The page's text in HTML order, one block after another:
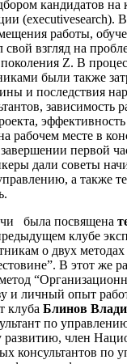
кандидатов на
(executivesearch).
работы,
свой взгляд на
Z. В
были также
и последствия
зависимость
рабочем месте в
первой
дали советы
а также
была посвящена
клубе
о двух
В этот же
и личный опыт
клуба Блинов
по
развитию, член
консультантов по